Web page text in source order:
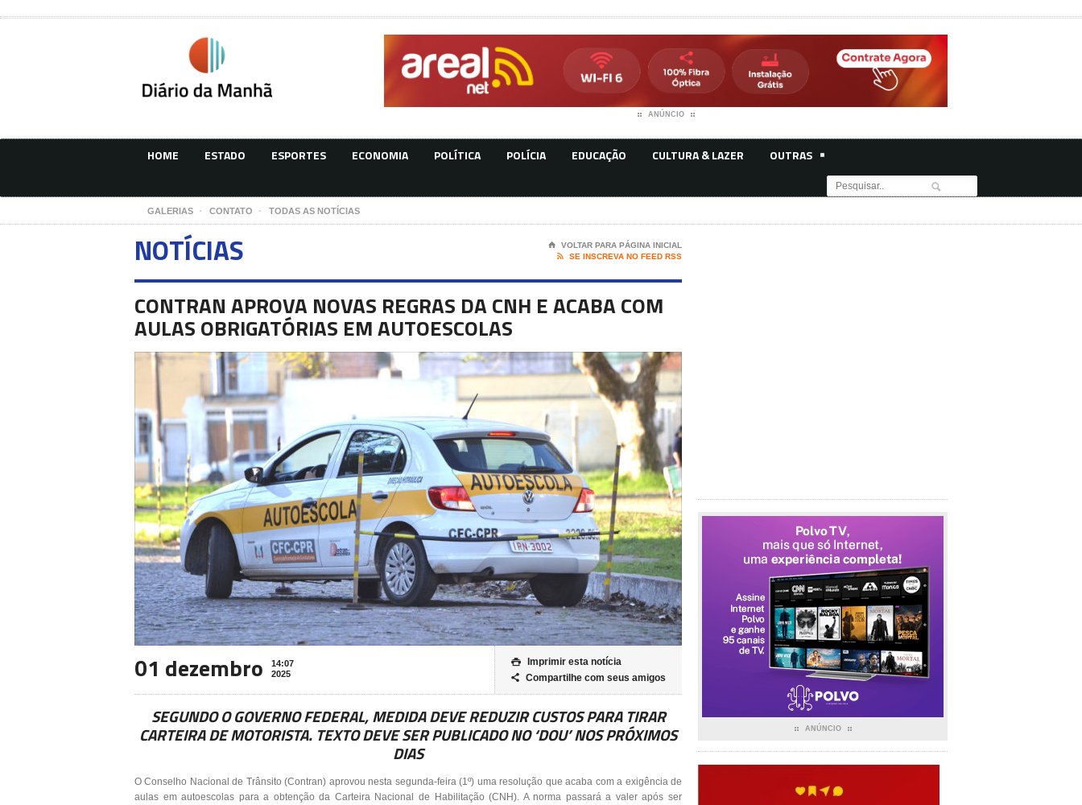
ANÚNCIO
HOME ESTADO ESPORTES ECONOMIA POLÍTICA POLÍCIA EDUCAÇÃO CULTURA & LAZER OUTRAS
GALERIAS CONTATO TODAS AS NOTÍCIAS
NOTÍCIAS ⌂
VOLTAR PARA PÁGINA INICIAL

SE INSCREVA NO FEED RSS
CONTRAN APROVA NOVAS REGRAS DA CNH E ACABA COM
AULAS OBRIGATÓRIAS EM AUTOESCOLAS
01 dezembro
14:07
2025
 Imprimir esta notícia
 Compartilhe com seus amigos
SEGUNDO O GOVERNO FEDERAL, MEDIDA DEVE REDUZIR CUSTOS PARA TIRAR
CARTEIRA DE MOTORISTA. TEXTO DEVE SER PUBLICADO NO ‘DOU’ NOS PRÓXIMOS
DIAS
O Conselho Nacional de Trânsito (Contran) aprovou nesta segunda-feira (1º) uma resolução que acaba com a exigência de
aulas em autoescolas para a obtenção da Carteira Nacional de Habilitação (CNH). A norma passará a valer após ser
ANÚNCIO